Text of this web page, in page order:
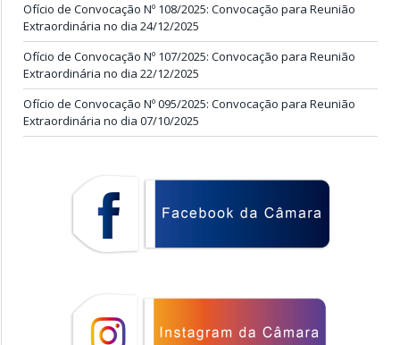
Ofício de Convocação Nº 108/2025: Convocação para Reunião
Extraordinária no dia 24/12/2025
Ofício de Convocação Nº 107/2025: Convocação para Reunião
Extraordinária no dia 22/12/2025
Ofício de Convocação Nº 095/2025: Convocação para Reunião
Extraordinária no dia 07/10/2025